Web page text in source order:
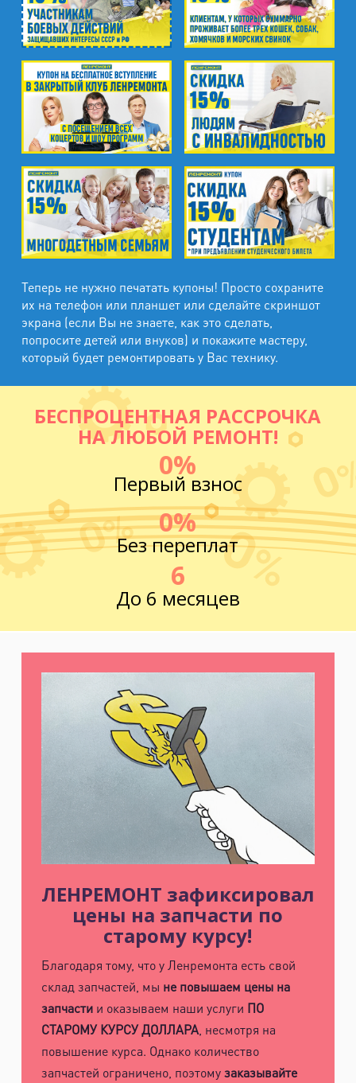
Теперь не нужно печатать купоны! Просто сохраните
их на телефон или планшет или сделайте скриншот
экрана (если Вы не знаете, как это сделать,
попросите детей или внуков) и покажите мастеру,
который будет ремонтировать у Вас технику.
БЕСПРОЦЕНТНАЯ РАССРОЧКА
НА ЛЮБОЙ РЕМОНТ!
0%
Первый взнос
0%
Без переплат
6
До 6 месяцев
ЛЕНРЕМОНТ зафиксировал
цены на запчасти по
старому курсу!
Благодаря тому, что у Ленремонта есть свой
склад запчастей, мы не повышаем цены на
запчастии оказываем наши услуги ПО
СТАРОМУ КУРСУ ДОЛЛАРА, несмотря на
повышение курса. Однако количество
запчастей ограничено, поэтомузаказывайте